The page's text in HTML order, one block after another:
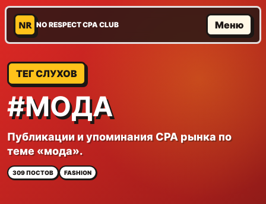
NR NO RESPECT CPA CLUB Меню
ТЕГ СЛУХОВ
#МОДА
Публикации и упоминания CPA рынка по
теме «мода».
309 ПОСТОВ FASHION